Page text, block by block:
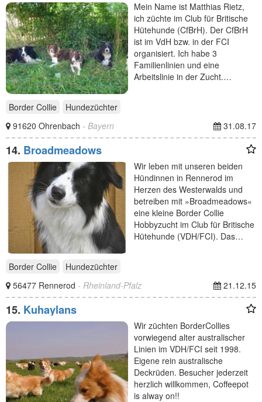
Mein Name ist Matthias Rietz,
ich züchte im Club für Britische
Hütehunde (CfBrH). Der CfBrH
ist im VdH bzw. in der FCI
organisiert. Ich habe 3
Familienlinien und eine
Arbeitslinie in der Zucht.…
Border Collie
Hundezüchter
91620 Ohrenbach - Bayern 31.08.17
14. Broadmeadows
Wir leben mit unseren beiden
Hündinnen in Rennerod im
Herzen des Westerwalds und
betreiben mit »Broadmeadows«
eine kleine Border Collie
Hobbyzucht im Club für Britische
Hütehunde (VDH/FCI). Das…
Border Collie
Hundezüchter
56477 Rennerod - Rheinland-Pfalz 21.12.15
15. Kuhaylans
Wir züchten BorderCollies
vorwiegend alter australischer
Linien im VDH/FCI seit 1998.
Eigene rein australische
Deckrüden. Besucher jederzeit
herzlich willkommen, Coffeepot
is alway on!!